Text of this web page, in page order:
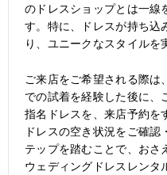
のドレスショップとは一線
す。特に、ドレスが持ち込
り、ユニークなスタイルを
ご来店をご希望される際は
での試着を経験した後に、
指名ドレスを、来店予約を
ドレスの空き状況をご確
テップを踏むことで、おさ
ウェディングドレスレンタ